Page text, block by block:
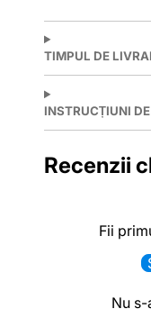
TIMPUL DE
INSTRUCȚIUNI
Recenzii
Fii
Nu